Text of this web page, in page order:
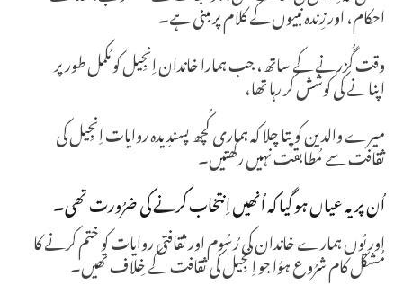
احکام، اور زِندہ نبیوں کے کلام پر مبنی ہے۔
وقت گُزرنے کے ساتھ، جب ہمارا خاندان اِنجِیل کو مُکمل طور پر
اپنانے کی کوشش کر رہا تھا،
میرے والدین كو پتا چلا کہ ہماری کُچھ پسندِیدہ روایات اِنجِیل کی
ثقافت سے مُطابقت نہیں رکھتیں۔
اُن پر یہ عیاں ہو گیا کہ اُنھیں اِنتخاب کرنے کی ضرُورت تھی۔
اور یُوں ہمارے خاندان کی رُسُوم اور ثقافتی روایات کو ختم کرنے کا
مُشکل کام شرُوع ہوُا جو اِنجِیل کی ثقافت کے خِلاف تھیں۔